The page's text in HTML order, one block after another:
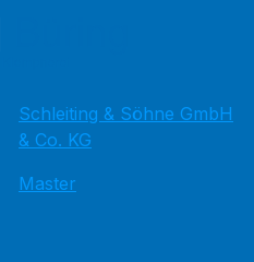
Schleiting & Söhne GmbH
& Co. KG
Master